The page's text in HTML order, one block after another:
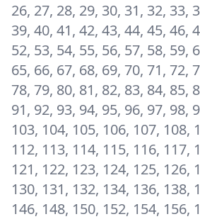
26, 27, 28, 29, 30, 31, 32, 33,
39, 40, 41, 42, 43, 44, 45, 46,
52, 53, 54, 55, 56, 57, 58, 59,
65, 66, 67, 68, 69, 70, 71, 72,
78, 79, 80, 81, 82, 83, 84, 85,
91, 92, 93, 94, 95, 96, 97, 98,
103, 104, 105, 106, 107, 108,
112, 113, 114, 115, 116, 117,
121, 122, 123, 124, 125, 126,
130, 131, 132, 134, 136, 138,
146, 148, 150, 152, 154, 156,